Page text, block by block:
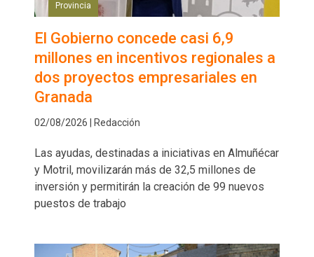
Provincia
El Gobierno concede casi 6,9
millones en incentivos regionales a
dos proyectos empresariales en
Granada
02/08/2026 | Redacción
Las ayudas, destinadas a iniciativas en Almuñécar
y Motril, movilizarán más de 32,5 millones de
inversión y permitirán la creación de 99 nuevos
puestos de trabajo